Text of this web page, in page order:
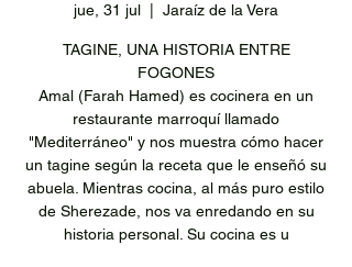
jue, 31 jul Jaraíz de la Vera
TAGINE, UNA HISTORIA ENTRE
FOGONES
Amal (Farah Hamed) es cocinera en un
restaurante marroquí llamado
"Mediterráneo" y nos muestra cómo hacer
un tagine según la receta que le enseñó su
abuela. Mientras cocina, al más puro estilo
de Sherezade, nos va enredando en su
historia personal. Su cocina es u